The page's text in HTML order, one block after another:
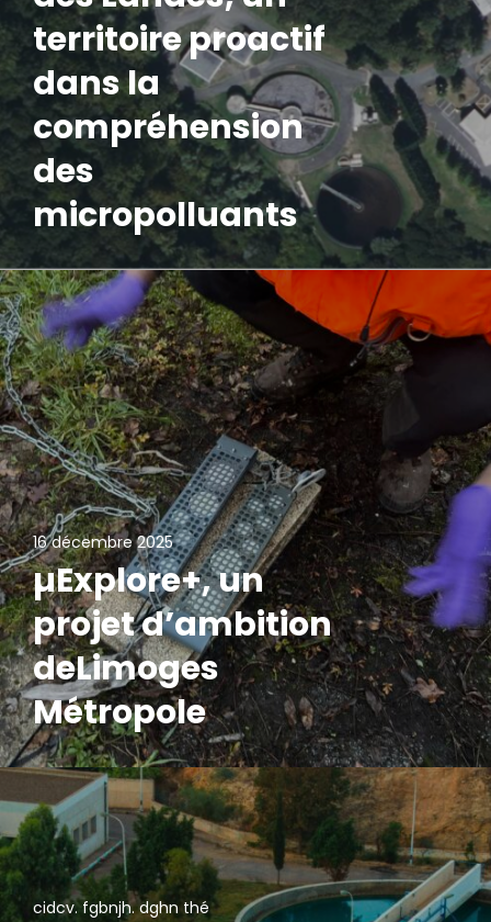
territoire proactif
dans la
compréhension
des
micropolluants
16 décembre 2025
µExplore+, un
projet d’ambition
deLimoges
Métropole
cidcv. fgbnjh. dghn thé